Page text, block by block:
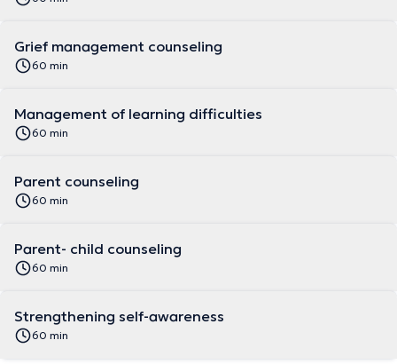
Grief management counseling
60 min
Management of learning difficulties
60 min
Parent counseling
60 min
Parent- child counseling
60 min
Strengthening self-awareness
60 min